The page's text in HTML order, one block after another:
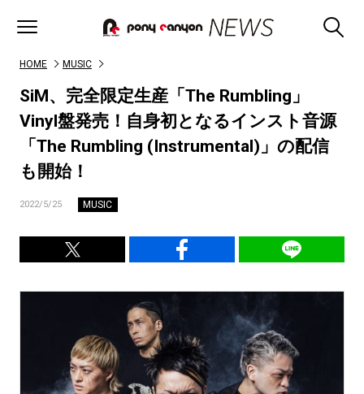
HOME MUSIC
SiM、完全限定生産「The Rumbling」
Vinyl盤発売！自身初となるインスト音源
「The Rumbling (Instrumental)」の配信
も開始！
2022/5/25 MUSIC